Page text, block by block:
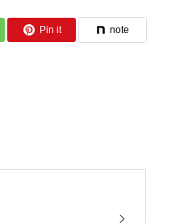
Pin it note